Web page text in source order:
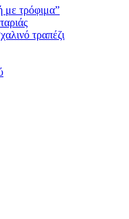
με τρόφιμα”
τραπέζι